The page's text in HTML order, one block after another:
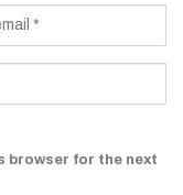
browser for the next